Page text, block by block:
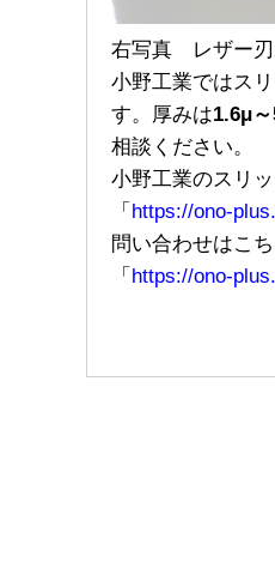
右写真 レザー
小野工業ではス
す。厚みは1.6μ
相談ください。
小野工業のスリ
「 https://ono-
問い合わせはこ
「 https://ono-